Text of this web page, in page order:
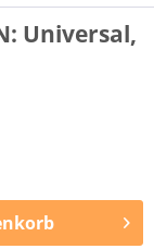
Universal,